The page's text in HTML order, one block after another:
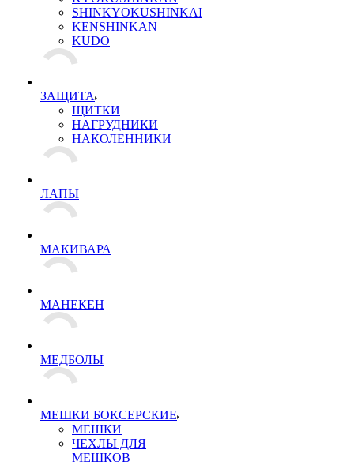
SHINKYOKUSHINKAI
KENSHINKAN
KUDO
ЗАЩИТА
ЩИТКИ
НАГРУДНИКИ
НАКОЛЕННИКИ
ЛАПЫ
МАКИВАРА
МАНЕКЕН
МЕДБОЛЫ
МЕШКИ БОКСЕРСКИЕ
МЕШКИ
ЧЕХЛЫ ДЛЯ
МЕШКОВ